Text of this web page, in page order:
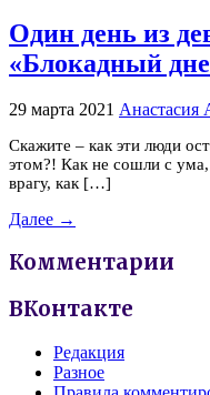
Один день из
«Блокадный
29 марта 2021 Анастасия
Скажите – как эти люди
этом?! Как не сошли с
врагу, как […]
Далее →
Комментарии
ВКонтакте
Редакция
Разное